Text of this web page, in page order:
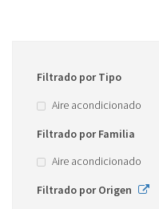
Filtrado por Tipo
Aire acondicionado
Filtrado por Familia
Aire acondicionado
Filtrado por Origen